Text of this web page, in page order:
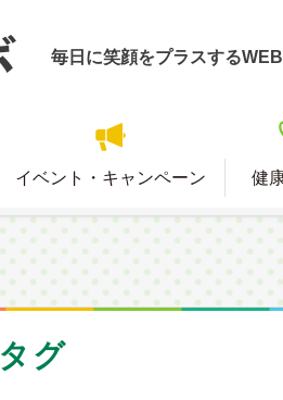
毎日に笑顔をプラスする
イベント・キャンペーン 健
タグ